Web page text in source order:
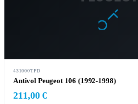
431000TPD
Antivol Peugeot 106 (1992-1998)
211,00 €